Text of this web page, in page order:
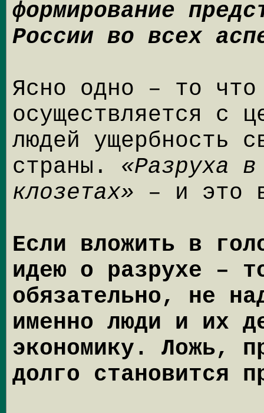
формирование
России во всех
Ясно одно – то что
осуществляется с
людей ущербность
страны. «Разруха
клозетах» – и это
Если вложить в
идею о разрухе –
обязательно, не
именно люди и их
экономику. Ложь,
долго становится